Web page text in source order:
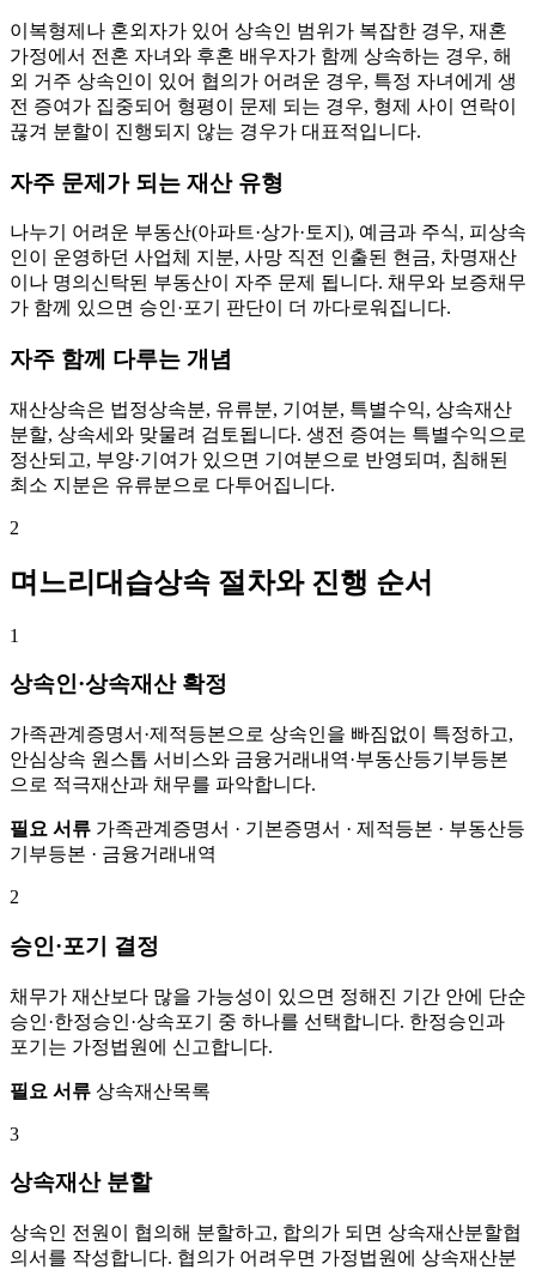
이복형제나 혼외자가 있어 상속인 범위가 복잡한 경우, 재혼
가정에서 전혼 자녀와 후혼 배우자가 함께 상속하는 경우, 해
외 거주 상속인이 있어 협의가 어려운 경우, 특정 자녀에게 생
전 증여가 집중되어 형평이 문제 되는 경우, 형제 사이 연락이
끊겨 분할이 진행되지 않는 경우가 대표적입니다.
자주 문제가 되는 재산 유형
나누기 어려운 부동산(아파트·상가·토지), 예금과 주식, 피상속
인이 운영하던 사업체 지분, 사망 직전 인출된 현금, 차명재산
이나 명의신탁된 부동산이 자주 문제 됩니다. 채무와 보증채무
가 함께 있으면 승인·포기 판단이 더 까다로워집니다.
자주 함께 다루는 개념
재산상속은 법정상속분, 유류분, 기여분, 특별수익, 상속재산
분할, 상속세와 맞물려 검토됩니다. 생전 증여는 특별수익으로
정산되고, 부양·기여가 있으면 기여분으로 반영되며, 침해된
최소 지분은 유류분으로 다투어집니다.
2
며느리대습상속 절차와 진행 순서
1
상속인·상속재산 확정
가족관계증명서·제적등본으로 상속인을 빠짐없이 특정하고,
안심상속 원스톱 서비스와 금융거래내역·부동산등기부등본
으로 적극재산과 채무를 파악합니다.
필요 서류 가족관계증명서 · 기본증명서 · 제적등본 · 부동산등
기부등본 · 금융거래내역
2
승인·포기 결정
채무가 재산보다 많을 가능성이 있으면 정해진 기간 안에 단순
승인·한정승인·상속포기 중 하나를 선택합니다. 한정승인과
포기는 가정법원에 신고합니다.
필요 서류 상속재산목록
3
상속재산 분할
상속인 전원이 협의해 분할하고, 합의가 되면 상속재산분할협
의서를 작성합니다. 협의가 어려우면 가정법원에 상속재산분